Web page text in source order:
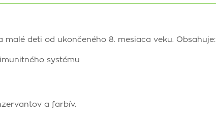
malé deti od ukončeného 8. mesiaca veku. Obsahuje:
systému
a farbív.